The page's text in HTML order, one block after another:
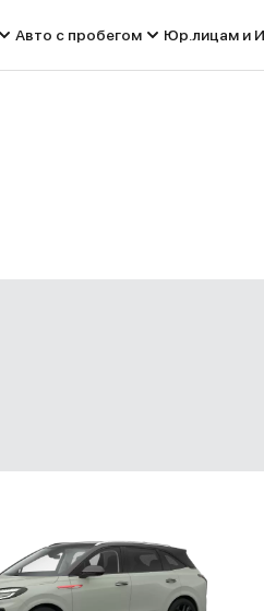
Авто с пробегом Юр.лицам и